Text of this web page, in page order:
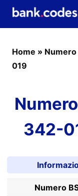
Home » Numero
019
342-
Numero